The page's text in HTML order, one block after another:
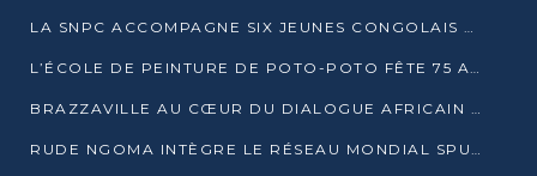
LA SNPC ACCOMPAGNE SIX JEUNES CONGOLAIS AUX OLYMPIADES PANAFRICAINES DE MATHÉMATIQUES
L’ÉCOLE DE PEINTURE DE POTO-POTO FÊTE 75 ANS AU SERVICE DE L’ART CONGOLAIS
BRAZZAVILLE AU CŒUR DU DIALOGUE AFRICAIN SUR LES OBJECTIFS DE DÉVELOPPEMENT DURABLE
RUDE NGOMA INTÈGRE LE RÉSEAU MONDIAL SPUTNIK PRO APRÈS UNE FORMATION À MOSCOU